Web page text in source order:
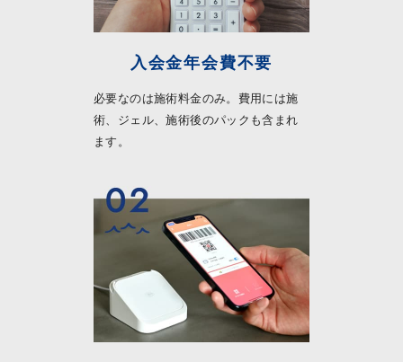
入会金年会費不要
必要なのは施術料金のみ。費用には施
術、ジェル、施術後のパックも含まれ
ます。